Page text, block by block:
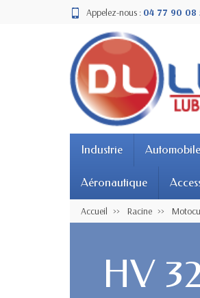
Appelez-nous : 04 77 90 08
Industrie Automobile
Aéronautique
Accueil Racine
HV 32